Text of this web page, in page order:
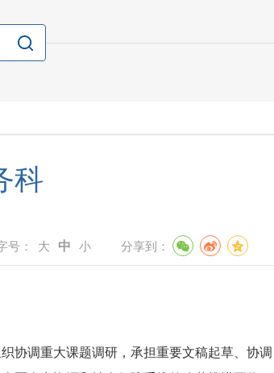
科
号： 大 中 小 分享到：
协调重大课题调研，承担重要文稿起草、协调